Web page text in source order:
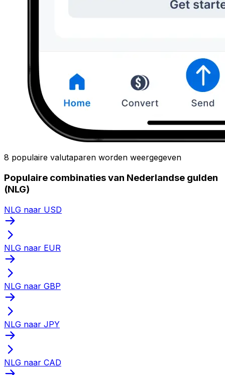
8 populaire valutaparen worden weergegeven
Populaire combinaties van Nederlandse gulden
(NLG)
NLG naar USD
NLG naar EUR
NLG naar GBP
NLG naar JPY
NLG naar CAD